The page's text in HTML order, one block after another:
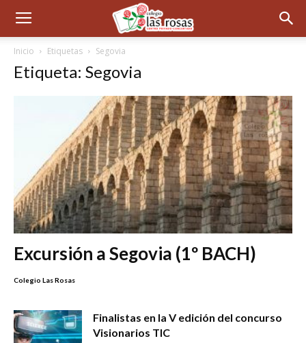
Inicio Etiquetas Segovia
Etiqueta: Segovia
Excursión a Segovia (1º BACH)
Colegio Las Rosas
Finalistas en la V edición del concurso
Visionarios TIC